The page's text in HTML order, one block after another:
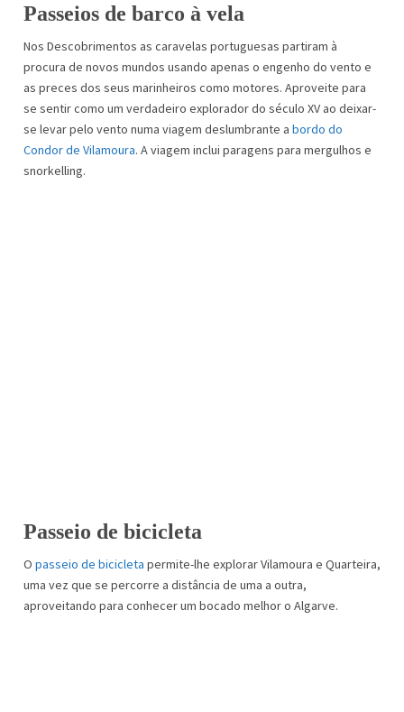
Passeios de barco à vela
Nos Descobrimentos as caravelas portuguesas partiram à
procura de novos mundos usando apenas o engenho do vento e
as preces dos seus marinheiros como motores. Aproveite para
se sentir como um verdadeiro explorador do século XV ao deixar-
se levar pelo vento numa viagem deslumbrante a bordo do
Condor de Vilamoura. A viagem inclui paragens para mergulhos e
snorkelling.
Passeio de bicicleta
O passeio de bicicleta permite-lhe explorar Vilamoura e Quarteira,
uma vez que se percorre a distância de uma a outra,
aproveitando para conhecer um bocado melhor o Algarve.